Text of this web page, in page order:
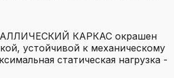
КАРКАС окрашен
устойчивой к механическому
статическая нагрузка -